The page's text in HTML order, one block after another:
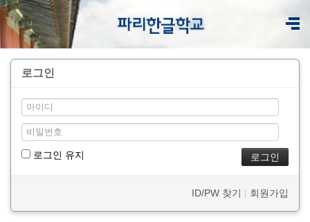
로그인
로그인 유지
ID/PW 찾기 | 회원가입